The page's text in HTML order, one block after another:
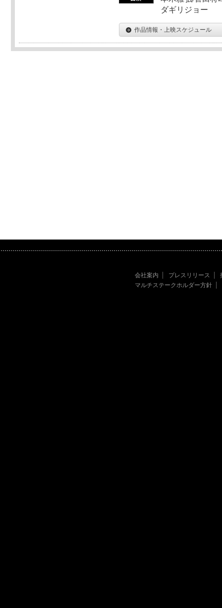
ダギリジョー
作品情報・上映スケジュール
会社案内 プレスリリース
マルチステークホルダー方針